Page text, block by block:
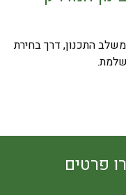
התכנון, דרך בחירת
פרטים